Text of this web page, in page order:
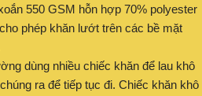
550 GSM hỗn hợp 70% polyester
phép khăn lướt trên các bề mặt
dùng nhiều chiếc khăn để lau khô
ra để tiếp tục đi. Chiếc khăn khô